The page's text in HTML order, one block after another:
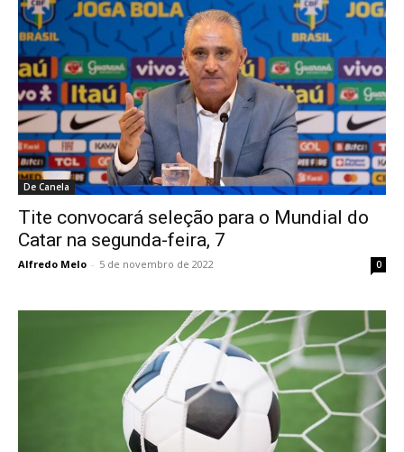
De Canela
Tite convocará seleção para o Mundial do
Catar na segunda-feira, 7
Alfredo Melo - 5 de novembro de 2022 0